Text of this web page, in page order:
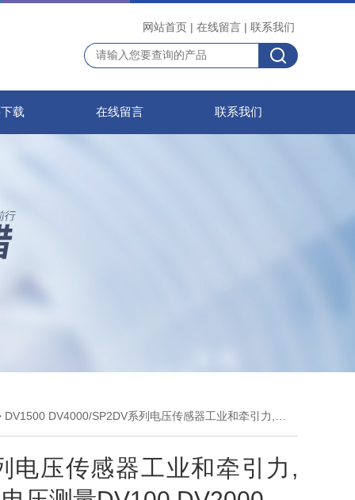
网站首页 | 在线留言 | 联系我们
载 在线留言 联系我们
DV4000/SP2DV系列电压传感器工业和牵引力,中等和电压测量DV100 DV2000
电压传感器工业和牵引力,